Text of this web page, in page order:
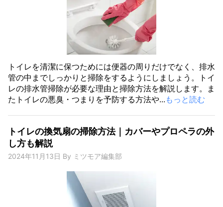
トイレを清潔に保つためには便器の周りだけでなく、排水
管の中までしっかりと掃除をするようにしましょう。トイ
レの排水管掃除が必要な理由と掃除方法を解説します。ま
たトイレの悪臭・つまりを予防する方法や... もっと読む
トイレの換気扇の掃除方法｜カバーやプロペラの外
し方も解説
2024年11月13日 By ミツモア編集部